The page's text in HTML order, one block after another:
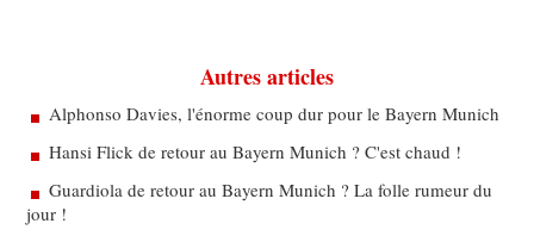
Autres articles
Alphonso Davies, l'énorme coup dur pour le Bayern Munich
Hansi Flick de retour au Bayern Munich ? C'est chaud !
Guardiola de retour au Bayern Munich ? La folle rumeur du
jour !